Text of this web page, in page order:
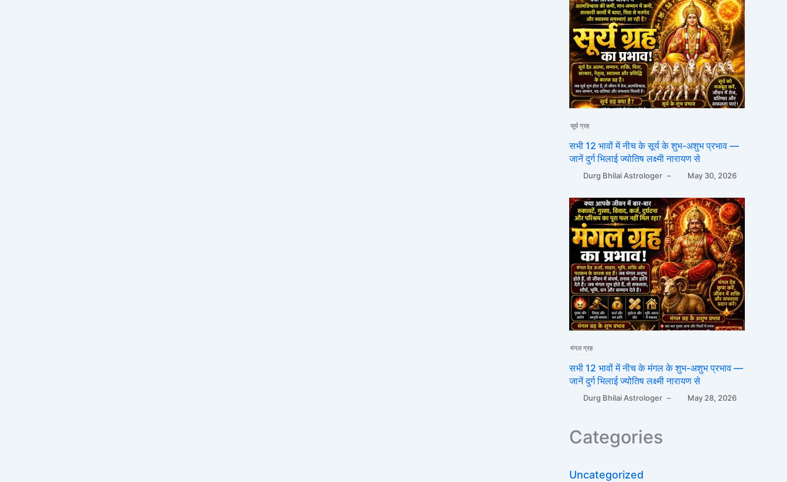
सूर्य ग्रह
सभी 12 भावों में नीच के सूर्य के शुभ-अशुभ प्रभाव —
जानें दुर्ग भिलाई ज्योतिष लक्ष्मी नारायण से
Durg Bhilai Astrologer – May 30, 2026
मंगल ग्रह
सभी 12 भावों में नीच के मंगल के शुभ-अशुभ प्रभाव —
जानें दुर्ग भिलाई ज्योतिष लक्ष्मी नारायण से
Durg Bhilai Astrologer – May 28, 2026
Categories
Uncategorized